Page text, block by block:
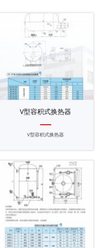
V型容积式换热器
V型容积式换热器